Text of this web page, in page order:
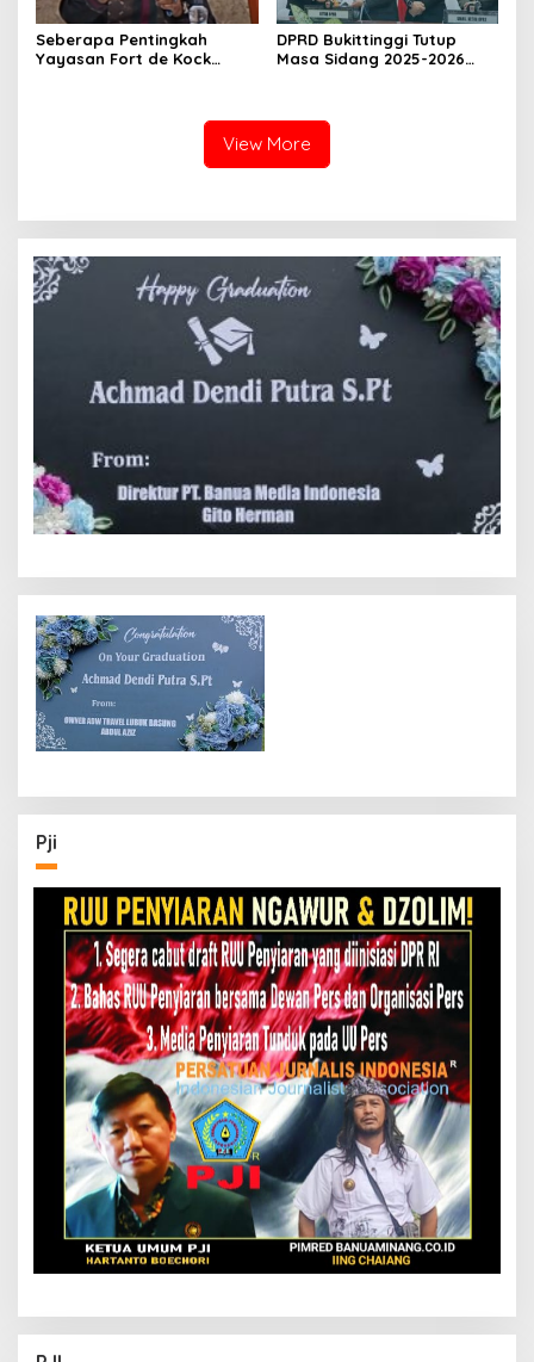
Seberapa Pentingkah
Yayasan Fort de Kock
DPRD Bukittinggi Tutup
Masa Sidang 2025-2026
Beri Apresiasi
View More
Pji